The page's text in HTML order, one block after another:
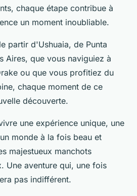
chaque étape contribue à
un moment inoubliable.
partir d'Ushuaia, de Punta
Aires, que vous naviguiez à
ou que vous profitiez du
chaque moment de ce
découverte.
une expérience unique, une
monde à la fois beau et
majestueux manchots
Une aventure qui, une fois
pas indifférent.